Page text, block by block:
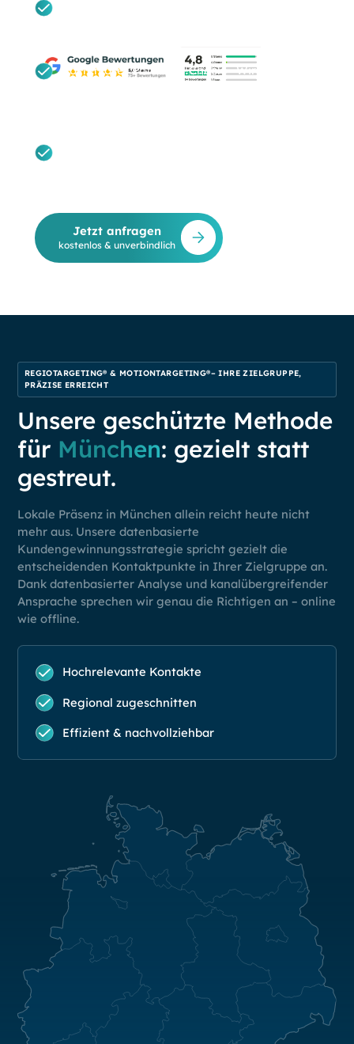
Kostenloser Potenzial-Check: Wir
Jetzt anfragen
kostenlos & unverbindlich
REGIOTARGETING® & MOTIONTARGETING®– IHRE ZIELGRUPPE,
PRÄZISE ERREICHT
Unsere geschützte Methode
für München: gezielt statt
gestreut.
Lokale Präsenz in München allein reicht heute nicht
mehr aus. Unsere datenbasierte
Kundengewinnungsstrategie spricht gezielt die
entscheidenden Kontaktpunkte in Ihrer Zielgruppe an.
Dank datenbasierter Analyse und kanalübergreifender
Ansprache sprechen wir genau die Richtigen an – online
wie offline.
Hochrelevante Kontakte
Regional zugeschnitten
Effizient & nachvollziehbar